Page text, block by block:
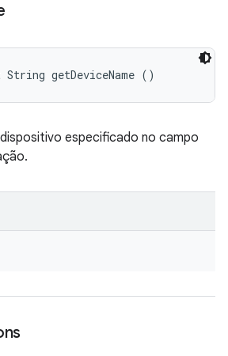
getDeviceName ()
especificado no campo